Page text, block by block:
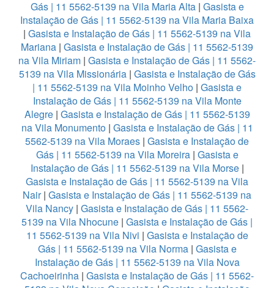
Gás | 11 5562-5139 na Vila Maria Alta| Gasista e
Instalação de Gás | 11 5562-5139 na Vila Maria Baixa
| Gasista e Instalação de Gás | 11 5562-5139 na Vila
Mariana | Gasista e Instalação de Gás | 11 5562-5139
na Vila Miriam | Gasista e Instalação de Gás | 11 5562-
5139 na Vila Missionária| Gasista e Instalação de Gás
| 11 5562-5139 na Vila Moinho Velho | Gasista e
Instalação de Gás | 11 5562-5139 na Vila Monte
Alegre| Gasista e Instalação de Gás | 11 5562-5139
na Vila Monumento| Gasista e Instalação de Gás | 11
5562-5139 na Vila Moraes | Gasista e Instalação de
Gás | 11 5562-5139 na Vila Moreira| Gasista e
Instalação de Gás | 11 5562-5139 na Vila Morse|
Gasista e Instalação de Gás | 11 5562-5139 na Vila
Nair| Gasista e Instalação de Gás | 11 5562-5139 na
Vila Nancy | Gasista e Instalação de Gás | 11 5562-
5139 na Vila Nhocune | Gasista e Instalação de Gás |
11 5562-5139 na Vila Nivi | Gasista e Instalação de
Gás | 11 5562-5139 na Vila Norma| Gasista e
Instalação de Gás | 11 5562-5139 na Vila Nova
Cachoeirinha | Gasista e Instalação de Gás | 11 5562-